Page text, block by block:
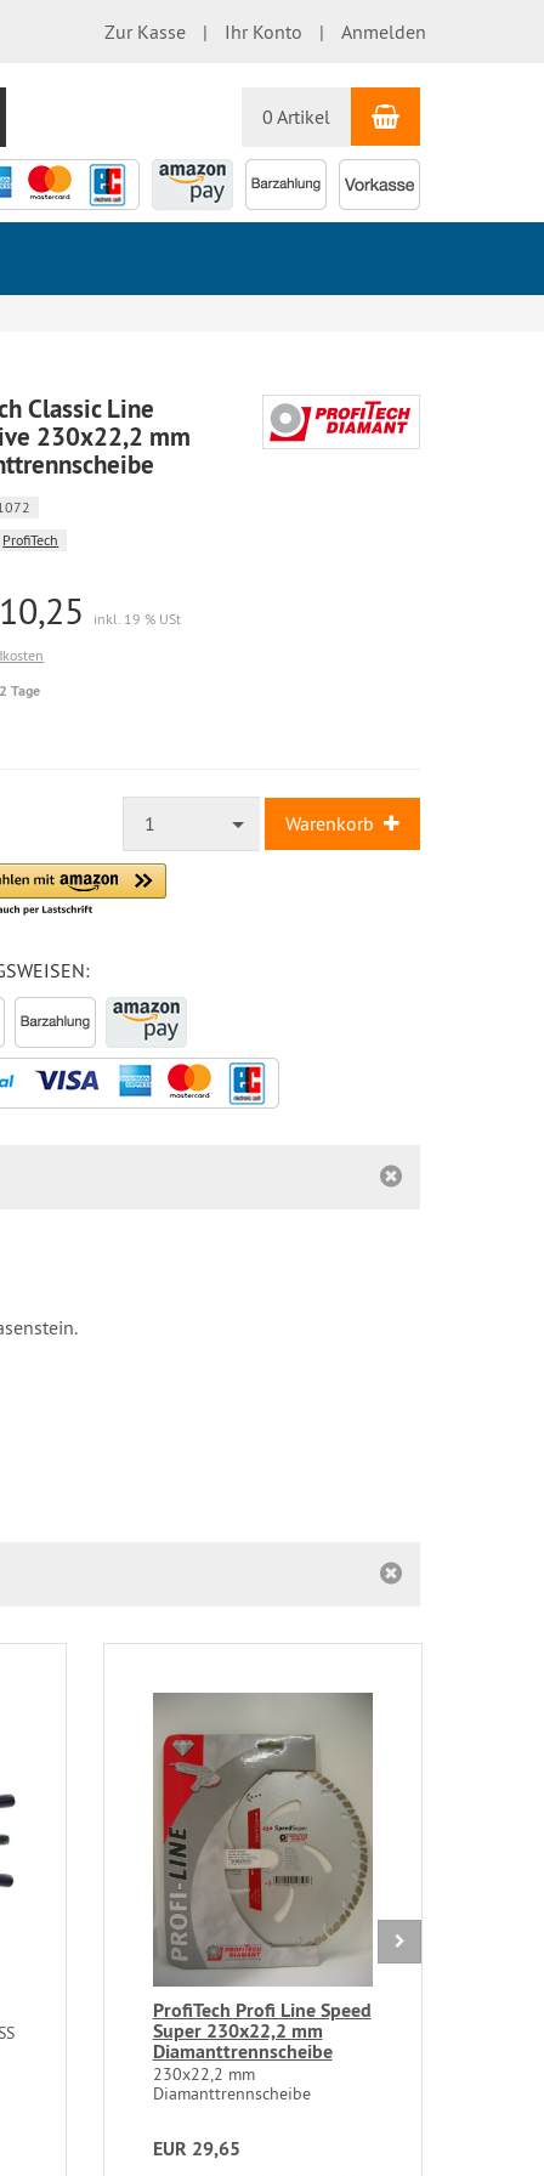
Zur Kasse Ihr Konto Anmelden
0 Artikel Warenkorb
Classic Line
230x22,2 mm
ProfiTech
inkl. 19 % USt
Tage
1 Warenkorb
ProfiTech Profi Line Speed
Super 230x22,2 mm
Diamanttrennscheibe
230x22,2 mm
Diamanttrennscheibe
EUR 29,65